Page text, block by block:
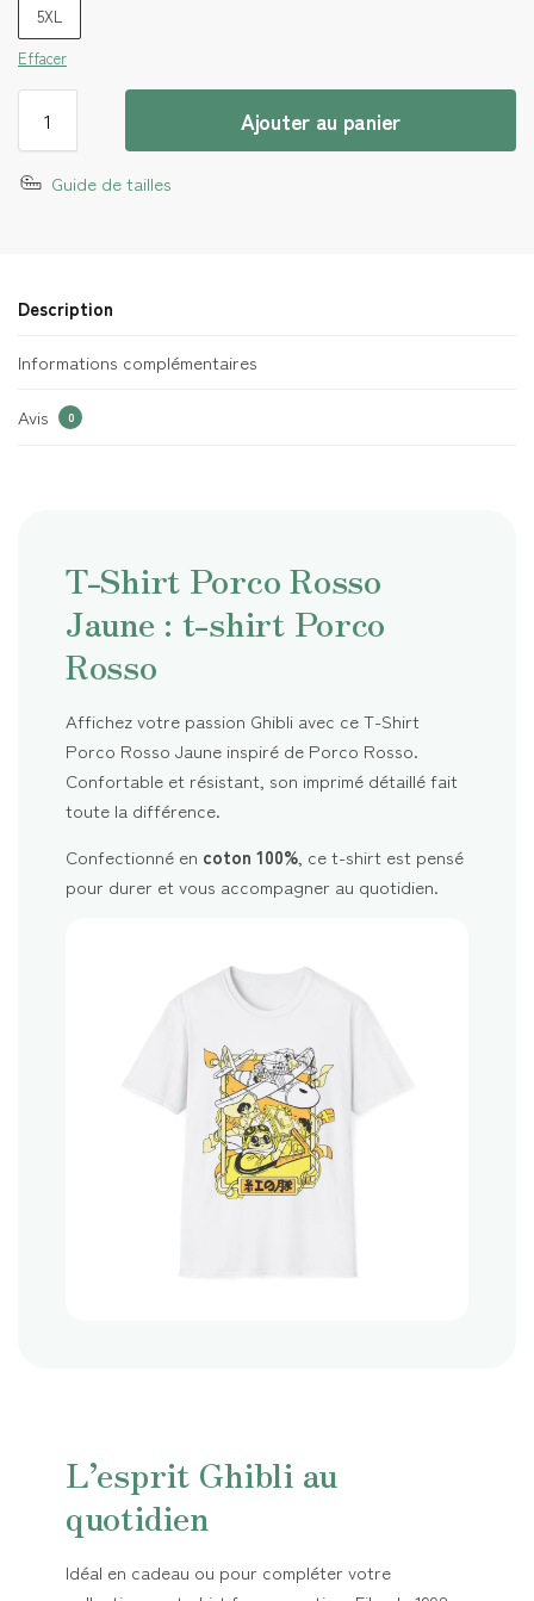
5XL
Effacer
Ajouter au panier
Guide de tailles
Description
Informations complémentaires
Avis 0
T-Shirt Porco Rosso
Jaune : t-shirt Porco
Rosso
Affichez votre passion Ghibli avec ce T-Shirt
Porco Rosso Jaune inspiré de Porco Rosso.
Confortable et résistant, son imprimé détaillé fait
toute la différence.
Confectionné en coton 100% , ce t-shirt est pensé
pour durer et vous accompagner au quotidien.
L’esprit Ghibli au
quotidien
Idéal en cadeau ou pour compléter votre